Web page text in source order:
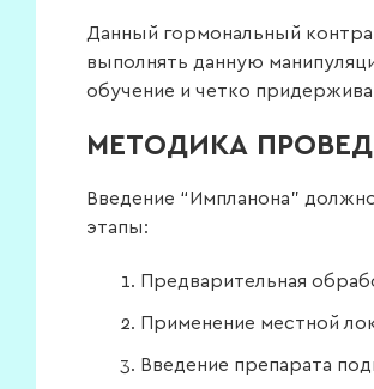
Данный гормональный
выполнять данную
обучение и четко
МЕТОДИКА
Введение “Импланона”
этапы:
Предварительная
Применение местной
Введение препарата